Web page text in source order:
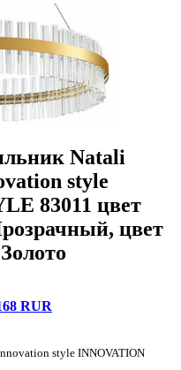
Natali
style
83011 цвет
цвет
RUR
style INNOVATION